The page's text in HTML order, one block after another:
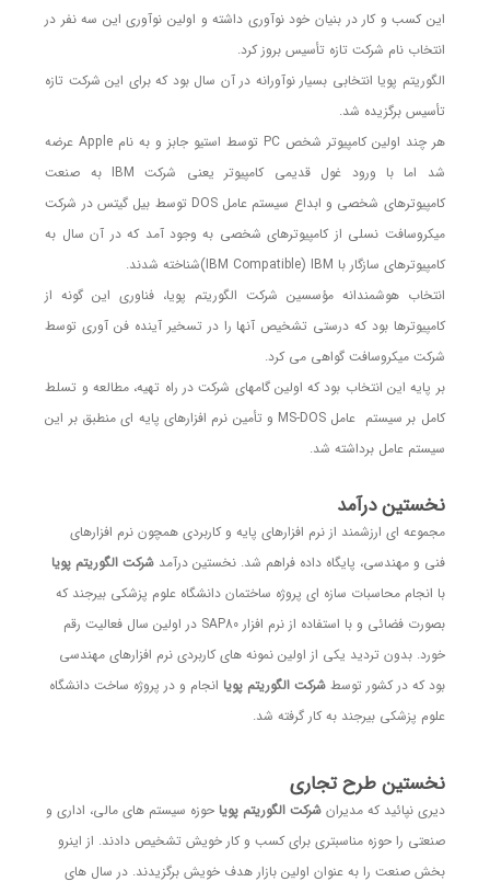
این کسب و کار در بنیان خود نوآوری داشته و اولین نوآوری این سه نفر در
انتخاب نام شرکت تازه تأسیس بروز کرد.
الگوریتم پویا انتخابی بسیار نوآورانه در آن سال بود که برای این شرکت تازه
تأسیس برگزیده شد.
هر چند اولین کامپیوتر شخص PC توسط استیو جابز و به نام Apple عرضه
شد اما با ورود غول قدیمی کامپیوتر یعنی شرکت IBM به صنعت
کامپیوترهای شخصی و ابداع سیستم عامل DOS توسط بیل گیتس در شرکت
میکروسافت نسلی از کامپیوترهای شخصی به وجود آمد که در آن سال به
کامپیوترهای سازگار با IBM Compatible) IBM)شناخته شدند.
انتخاب هوشمندانه مؤسسین شرکت الگوریتم پویا، فناوری این گونه از
کامپیوترها بود که درستی تشخیص آنها را در تسخیر آینده فن آوری توسط
شرکت میکروسافت گواهی می کرد.
بر پایه این انتخاب بود که اولین گامهای شرکت در راه تهیه، مطالعه و تسلط
کامل بر سیستم عامل MS-DOS و تأمین نرم افزارهای پایه ای منطبق بر این
سیستم عامل برداشته شد.
نخستین درآمد
مجموعه ای ارزشمند از نرم افزارهای پایه و کاربردی همچون نرم افزارهای
فنی و مهندسی، پایگاه داده فراهم شد. نخستین درآمدشرکت الگوریتم پویا
با انجام محاسبات سازه ای پروژه ساختمان دانشگاه علوم پزشکی بیرجند که
بصورت فضائی و با استفاده از نرم افزار SAP80 در اولین سال فعالیت رقم
خورد. بدون تردید یکی از اولین نمونه های کاربردی نرم افزارهای مهندسی
بود که در کشور توسطشرکت الگوریتم پویا انجام و در پروژه ساخت دانشگاه
علوم پزشکی بیرجند به کار گرفته شد.
نخستین طرح تجاری
دیری نپائید که مدیرانشرکت الگوریتم پویا حوزه سیستم های مالی، اداری و
صنعتی را حوزه مناسبتری برای کسب و کار خویش تشخیص دادند. از اینرو
بخش صنعت را به عنوان اولین بازار هدف خویش برگزیدند. در سال های